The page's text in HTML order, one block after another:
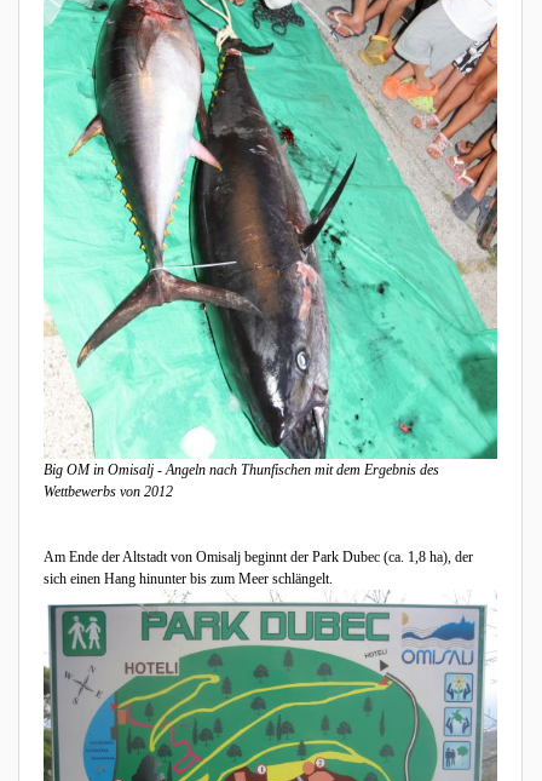
Big OM in Omisalj - Angeln nach Thunfischen mit dem Ergebnis des
Wettbewerbs von 2012
Am Ende der Altstadt von Omisalj beginnt der Park Dubec (ca. 1,8 ha), der
sich einen Hang hinunter bis zum Meer schlängelt.